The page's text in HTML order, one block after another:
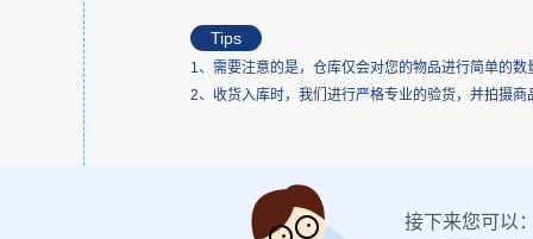
Tips
1、需要注意的是，仓库仅会对您的物品进行简单的
2、收货入库时，我们进行严格专业的验货，并拍摄
接下来您可以